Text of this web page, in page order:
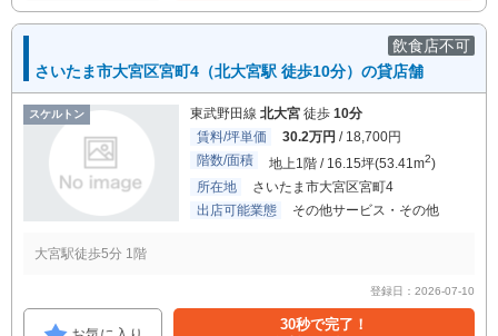
飲食店不可
さいたま市大宮区宮町4（北大宮駅 徒歩10分）の貸店舗
スケルトン 東武野田線 北大宮 徒歩 10分
賃料/坪単価
30.2万円 / 18,700円
階数/面積
地上1階 / 16.15坪(53.41m2)
所在地
さいたま市大宮区宮町4
出店可能業態
その他サービス・その他
大宮駅徒歩5分 1階
登録日：2026-07-10
30秒で完了！